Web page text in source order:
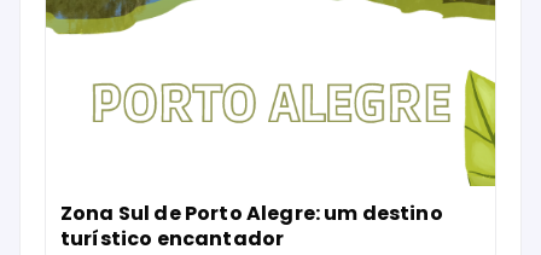
Zona Sul de Porto Alegre: um destino
turístico encantador